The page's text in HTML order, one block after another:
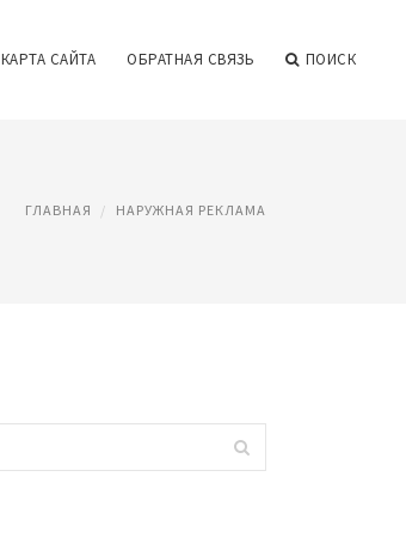
КАРТА САЙТА ОБРАТНАЯ СВЯЗЬ ПОИСК
ГЛАВНАЯ НАРУЖНАЯ РЕКЛАМА